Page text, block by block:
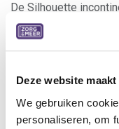
Deze website
We gebruiken
personaliseren, om
De Silhouette
wordt net zoals
uitgetrokken.
broekjes een hoog
waardoor minder